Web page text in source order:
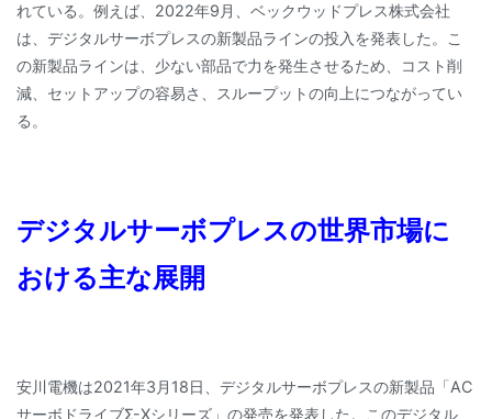
れている。例えば、2022年9月、ベックウッドプレス株式会社
は、デジタルサーボプレスの新製品ラインの投入を発表した。こ
の新製品ラインは、少ない部品で力を発生させるため、コスト削
減、セットアップの容易さ、スループットの向上につながってい
る。
デジタルサーボプレスの世界市場に
おける主な展開
安川電機は2021年3月18日、デジタルサーボプレスの新製品「AC
サーボドライブΣ-Xシリーズ」の発売を発表した。このデジタル